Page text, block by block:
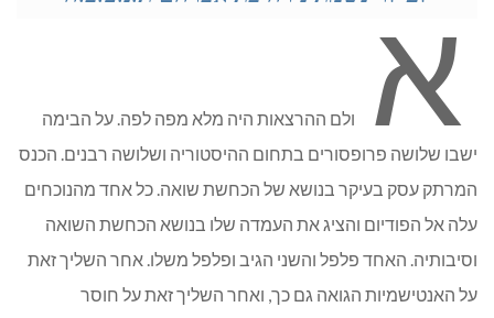
א
ולם ההרצאות היה מלא מפה לפה. על הבימה
ישבו שלושה פרופסורים בתחום ההיסטוריה ושלושה רבנים. הכנס
המרתק עסק בעיקר בנושא של הכחשת שואה. כל אחד מהנוכחים
עלה אל הפודיום והציג את העמדה שלו בנושא הכחשת השואה
וסיבותיה. האחד פלפל והשני הגיב ופלפל משלו. אחר השליך זאת
על האנטישמיות הגואה גם כך, ואחר השליך זאת על חוסר